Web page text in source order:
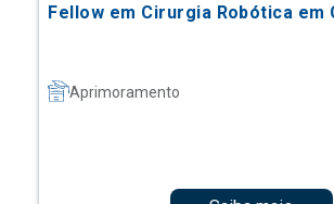
Fellow em Cirurgia Robótica em
Aprimoramento